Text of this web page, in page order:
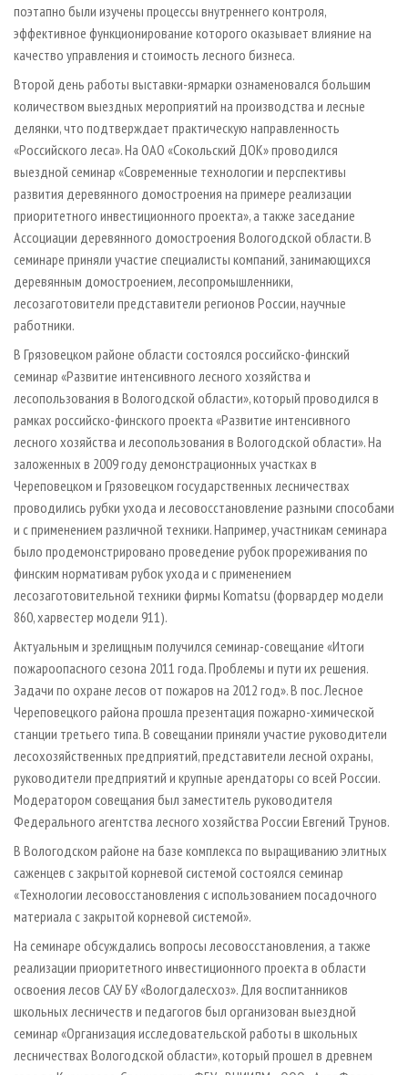
поэтапно были изучены процессы внутреннего контроля,
эффективное функционирование которого оказывает влияние на
качество управления и стоимость лесного бизнеса.
Второй день работы выставки­-ярмарки ознаменовался большим
количеством выездных мероприятий на производства и лесные
делянки, что подтверждает практическую направленность
«Российского леса». На ОАО «Сокольский ДОК» проводился
выездной семинар «Современные технологии и перспективы
развития деревянного домостроения на примере реализации
приоритетного инвестиционного проекта», а также заседание
Ассоциации деревянного домостроения Вологодской области. В
семинаре приняли участие специалисты компаний, занимающихся
деревянным домостроением, лесопромышленники,
лесозаготовители представители регионов России, научные
работники.
В Грязовецком районе области состоялся российско-­финский
семинар «Развитие интенсивного лесного хозяйства и
лесопользования в Вологодской области», который проводился в
рамках российско-­финского проекта «Развитие интенсивного
лесного хозяйства и лесопользования в Вологодской области». На
заложенных в 2009 году демонстрационных участках в
Череповецком и Грязовецком государственных лесничествах
проводились рубки ухода и лесовосстановление разными способами
и с применением различной техники. Например, участникам семинара
было продемонстрировано проведение рубок прореживания по
финским нормативам рубок ухода и с применением
лесозаготовительной техники фирмы Komatsu (форвардер модели
860, харвестер модели 911).
Актуальным и зрелищным получился семинар-­совещание «Итоги
пожароопасного сезона 2011 года. Проблемы и пути их решения.
Задачи по охране лесов от пожаров на 2012 год». В пос. Лесное
Череповецкого района прошла презентация пожарно-­химической
станции третьего типа. В совещании приняли участие руководители
лесохозяйственных предприятий, представители лесной охраны,
руководители предприятий и крупные арендаторы со всей России.
Модератором совещания был заместитель руководителя
Федерального агентства лесного хозяйства России Евгений Трунов.
В Вологодском районе на базе комплекса по выращиванию элитных
саженцев с закрытой корневой системой состоялся семинар
«Технологии лесовосстановления с использованием посадочного
материала с закрытой корневой системой».
На семинаре обсуждались вопросы лесовосстановления, а также
реализации приоритетного инвестиционного проекта в области
освоения лесов САУ БУ «Вологдалесхоз». Для воспитанников
школьных лесничеств и педагогов был организован выездной
семинар «Организация исследовательской работы в школьных
лесничествах Вологодской области», который прошел в древнем